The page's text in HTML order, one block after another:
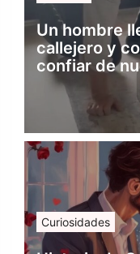
Un hombre
callejero y
confiar de
Curiosidades